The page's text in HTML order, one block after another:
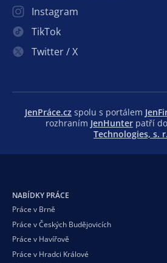
Instagram
TikTok
Twitter / X
JenPráce.cz spolu s portálem
rozhraním JenHunter patří
Technologies, s.
NABÍDKY PRÁCE
Práce v Brně
Práce v Českých Budějovicích
Práce v Havířově
Práce v Hradci Králové